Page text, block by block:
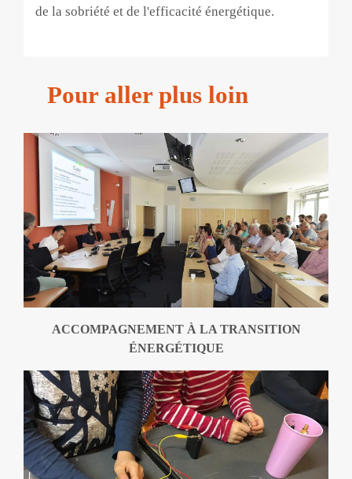
de la sobriété et de l'efficacité énergétique.
Pour aller plus loin
ACCOMPAGNEMENT À LA TRANSITION
ÉNERGÉTIQUE